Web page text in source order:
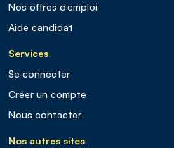
Nos offres d’emploi
Aide candidat
Services
Se connecter
Créer un compte
Nous contacter
Nos autres sites